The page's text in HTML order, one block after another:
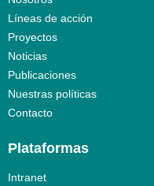
Líneas de acción
Proyectos
Noticias
Publicaciones
Nuestras políticas
Contacto
Plataformas
Intranet